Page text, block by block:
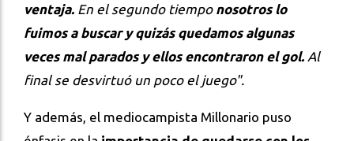
ventaja. En el segundo tiempo nosotros lo
fuimos a buscar y quizás quedamos algunas
veces mal parados y ellos encontraron el gol. Al
final se desvirtuó un poco el juego".
Y además, el mediocampista Millonario puso